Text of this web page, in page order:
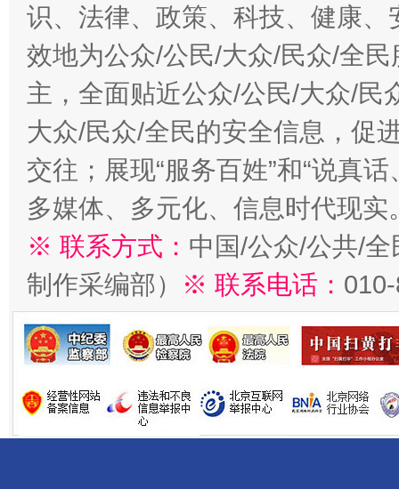
识、法律、政策、科技、健康
效地为公众/公民/大众/民众/全
主，全面贴近公众/公民/大众/民
大众/民众/全民的安全信息，促
交往；展现“服务百姓”和“说真
多媒体、多元化、信息时代现实
※ 联系方式： 中国/公众/公共/
制作采编部）
※ 联系电话：